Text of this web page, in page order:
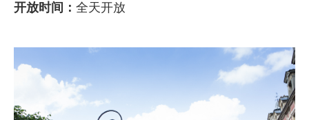
开放时间： 全天开放